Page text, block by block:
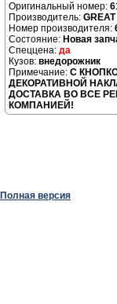
Производитель:
Номер производителя:
Новая
да
внедорожник
С
ДЕКОРАТИВНОЙ
ДОСТАВКА ВО ВСЕ
КОМПАНИЕЙ!
Полная версия